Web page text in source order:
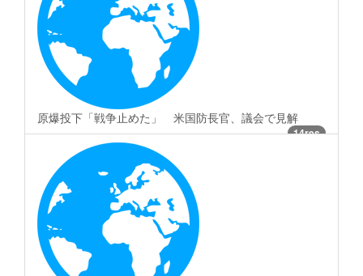
原爆投下「戦争止めた」 米国防長官、議会で見解
14res